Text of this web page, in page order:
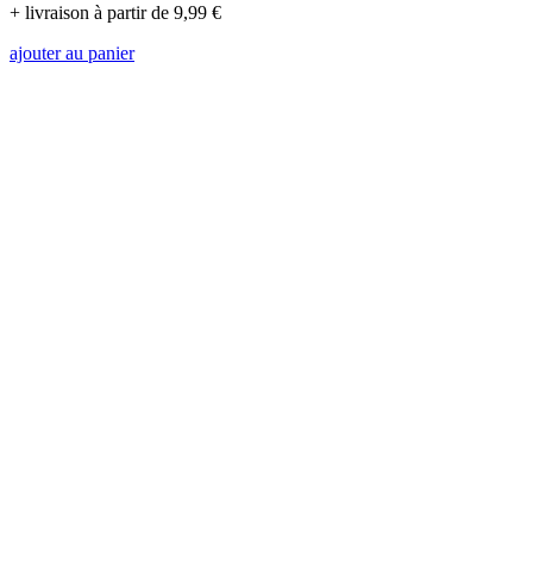
+ livraison à partir de 9,99 €
ajouter au panier